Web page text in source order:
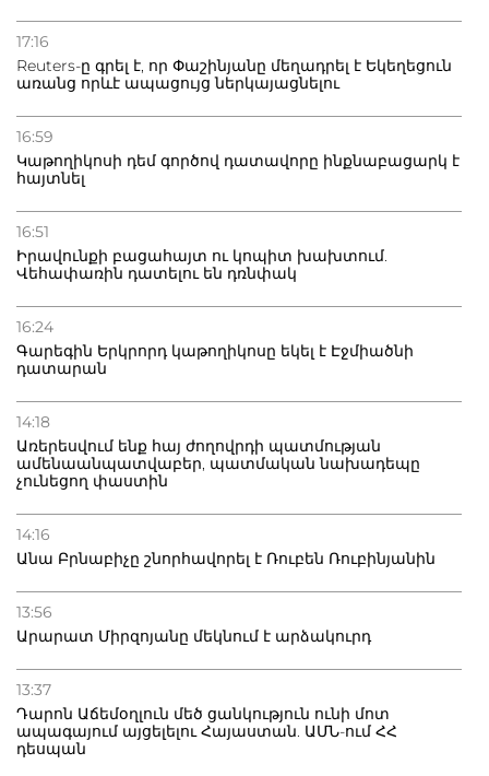
17:16
Reuters-ը գրել է, որ Փաշինյանը մեղադրել է Եկեղեցուն
առանց որևէ ապացույց ներկայացնելու
16:59
Կաթողիկոսի դեմ գործով դատավորը ինքնաբացարկ է
հայտնել
16:51
Իրավունքի բացահայտ ու կոպիտ խախտում.
Վեհափառին դատելու են դռնփակ
16:24
Գարեգին Երկրորդ կաթողիկոսը եկել է Էջմիածնի
դատարան
14:18
Առերեսվում ենք հայ ժողովրդի պատմության
ամենաանպատվաբեր, պատմական նախադեպը
չունեցող փաստին
14:16
Անա Բրնաբիչը շնորհավորել է Ռուբեն Ռուբինյանին
13:56
Արարատ Միրզոյանը մեկնում է արձակուրդ
13:37
Դարոն Աճեմօղլուն մեծ ցանկություն ունի մոտ
ապագայում այցելելու Հայաստան. ԱՄՆ-ում ՀՀ
դեսպան